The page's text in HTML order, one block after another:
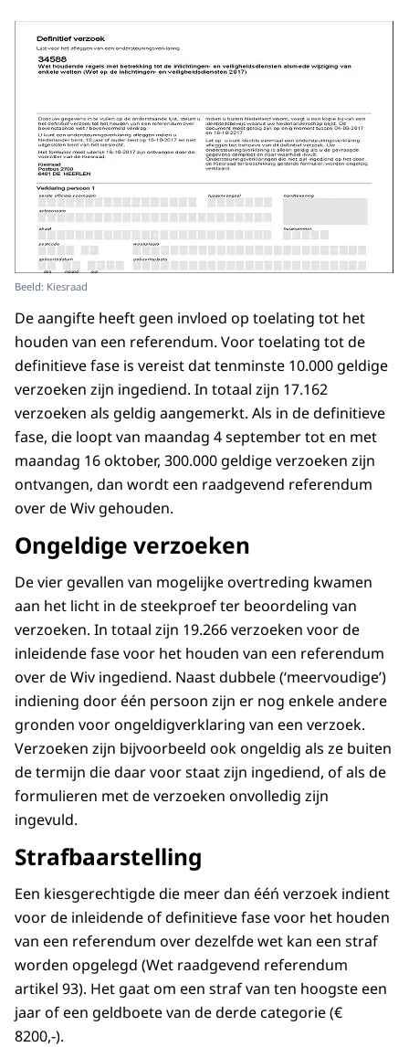
Beeld: Kiesraad
De aangifte heeft geen invloed op toelating tot het
houden van een referendum. Voor toelating tot de
definitieve fase is vereist dat tenminste 10.000 geldige
verzoeken zijn ingediend. In totaal zijn 17.162
verzoeken als geldig aangemerkt. Als in de definitieve
fase, die loopt van maandag 4 september tot en met
maandag 16 oktober, 300.000 geldige verzoeken zijn
ontvangen, dan wordt een raadgevend referendum
over de Wiv gehouden.
Ongeldige verzoeken
De vier gevallen van mogelijke overtreding kwamen
aan het licht in de steekproef ter beoordeling van
verzoeken. In totaal zijn 19.266 verzoeken voor de
inleidende fase voor het houden van een referendum
over de Wiv ingediend. Naast dubbele (‘meervoudige’)
indiening door één persoon zijn er nog enkele andere
gronden voor ongeldigverklaring van een verzoek.
Verzoeken zijn bijvoorbeeld ook ongeldig als ze buiten
de termijn die daar voor staat zijn ingediend, of als de
formulieren met de verzoeken onvolledig zijn
ingevuld.
Strafbaarstelling
Een kiesgerechtigde die meer dan ééń verzoek indient
voor de inleidende of definitieve fase voor het houden
van een referendum over dezelfde wet kan een straf
worden opgelegd (Wet raadgevend referendum
artikel 93). Het gaat om een straf van ten hoogste een
jaar of een geldboete van de derde categorie (€
8200,-).